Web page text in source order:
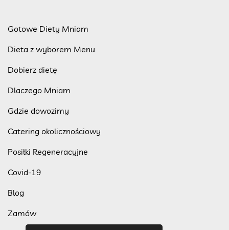
Gotowe Diety Mniam
Dieta z wyborem Menu
Dobierz dietę
Dlaczego Mniam
Gdzie dowozimy
Catering okolicznościowy
Posiłki Regeneracyjne
Covid-19
Blog
Zamów